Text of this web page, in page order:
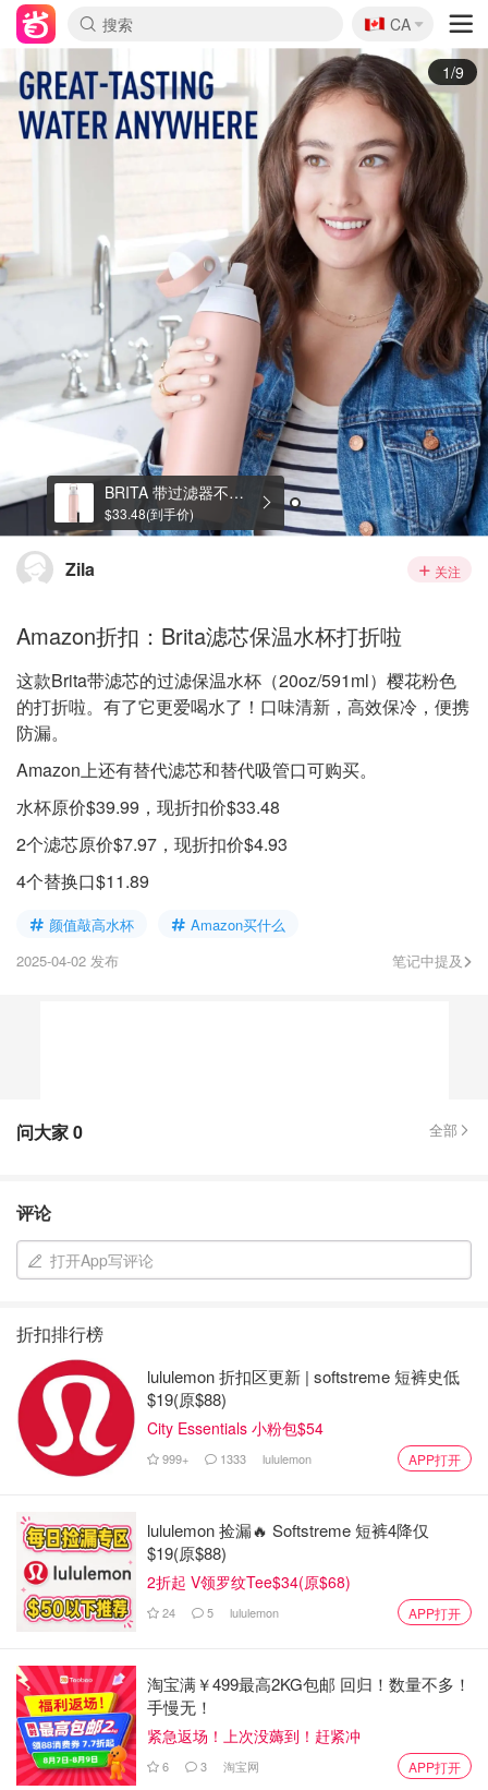
🇨🇦
CA
Brita 瓶装过滤器2个
$4.93(到手价)
2/9
Zila 关注
Amazon折扣：Brita滤芯保温水杯打折啦
这款Brita带滤芯的过滤保温水杯（20oz/591ml）樱花粉色
的打折啦。有了它更爱喝水了！口味清新，高效保冷，便携
防漏。
Amazon上还有替代滤芯和替代吸管口可购买。
水杯原价$39.99，现折扣价$33.48
2个滤芯原价$7.97，现折扣价$4.93
4个替换口$11.89
颜值敲高水杯
Amazon买什么
2025-04-02 发布
笔记中提及
问大家0 全部
评论
打开App写评论
折扣排行榜
lululemon 折扣区更新 | softstreme 短裤史低
$19(原$88)
City Essentials 小粉包$54
999+ 1333 lululemon APP打开
lululemon 捡漏🔥 Softstreme 短裤4降仅
$19(原$88)
2折起 V领罗纹Tee$34(原$68)
24 5 lululemon APP打开
淘宝满￥499最高2KG包邮 回归！数量不多！
手慢无！
紧急返场！上次没薅到！赶紧冲
6 3 淘宝网 APP打开